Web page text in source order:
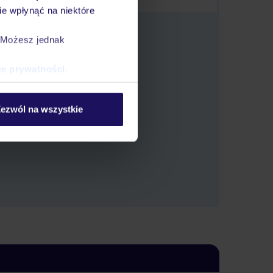
wpłynąć na niektóre
jednak
prywatności
na wszystkie
oferty.